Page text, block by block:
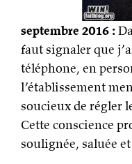
septembre 2016 :
faut signaler que
téléphone, en
l’établissement
soucieux de régler
Cette conscience
soulignée, saluée